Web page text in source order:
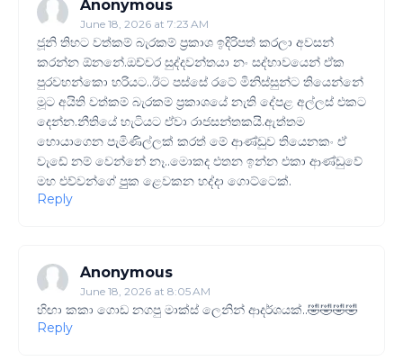
Anonymous
June 18, 2026 at 7:23 AM
ජූනි තිහට වත්කම් බැරකම් ප්‍රකාශ ඉදිරිපත් කරලා අවසන්
කරන්න ඕනනේ.ඔච්චර සුද්දවන්තයා නං සද්භාවයෙන් ඒක
පුරවහන්කො හරියට..ඊට පස්සේ රටේ මිනිස්සුන්ට තියෙන්නේ
මූට අයිති වත්කම් බැරකම් ප්‍රකාශයේ නැති දේපළ අල්ලස් එකට
දෙන්න.නීතියේ හැටියට ඒවා රාජසන්තකයි.ඇත්තම
හොයාගෙන පැමිණිල්ලක් කරත් මේ ආණ්ඩුව තියෙනකං ඒ
වැඩේ නම් වෙන්නේ නෑ..මොකද එතන ඉන්න එකා ආණ්ඩුවේ
මහ එව්වන්ගේ පුුක ළෙවකන හද්දා ගොට්ටෙක්.
Reply
Anonymous
June 18, 2026 at 8:05 AM
හිඟා කකා ගොඩ නගපු මාක්ස් ලෙනින් ආදර්ශයක්..🤣🤣🤣🤣
Reply